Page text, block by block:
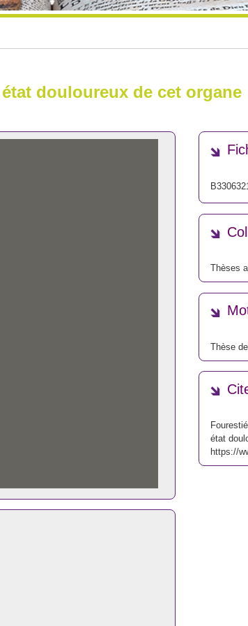
douloureux de cet organe
Thèses
Thèse
état
https://